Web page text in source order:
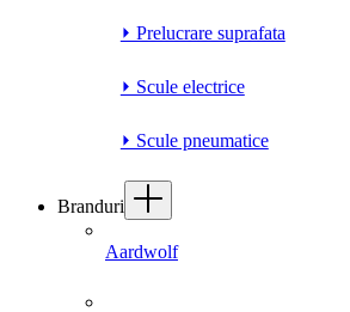
⏵ Prelucrare suprafata
⏵ Scule electrice
⏵ Scule pneumatice
Branduri
Aardwolf